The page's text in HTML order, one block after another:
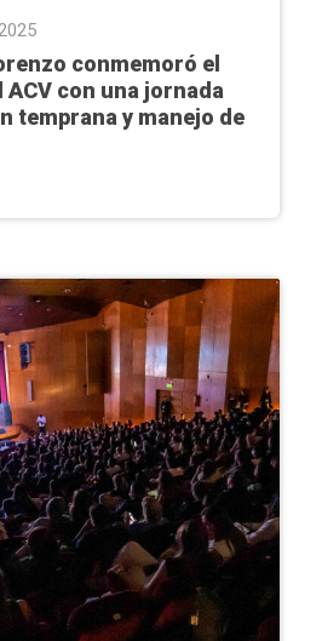
conmemoró el
ACV con una jornada
temprana y manejo de